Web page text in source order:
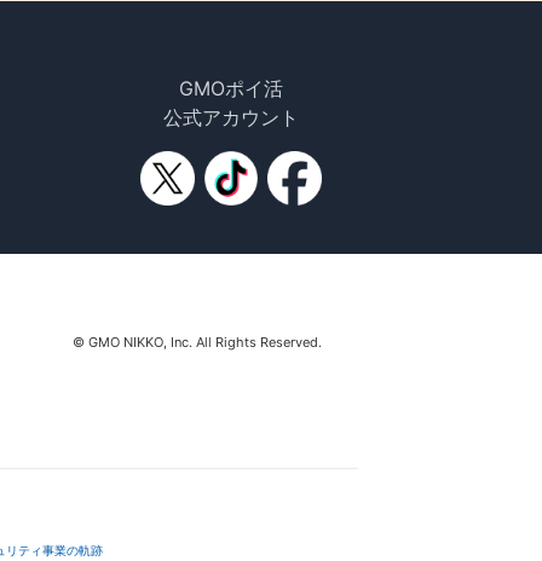
GMOポイ活
公式アカウント
© GMO NIKKO, Inc. All Rights Reserved.
リティ事業の軌跡